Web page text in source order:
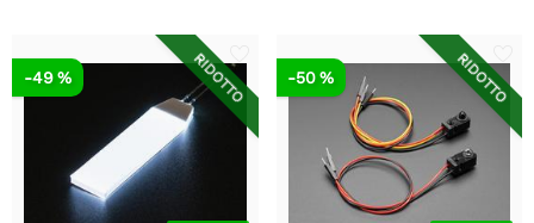
RIDOTTO
-49 % RIDOTTO
-50 %